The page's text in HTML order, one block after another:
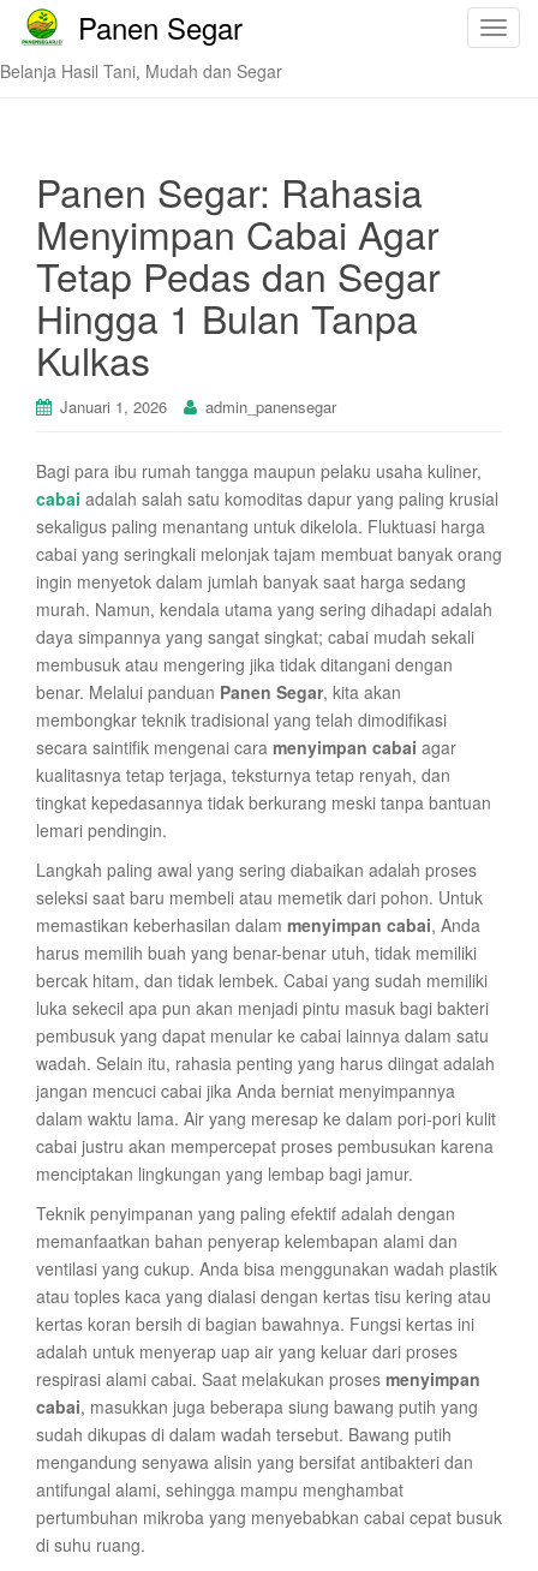
T
Panen Segar
Belanja Hasil Tani, Mudah dan Segar
Panen Segar: Rahasia
Menyimpan Cabai Agar
Tetap Pedas dan Segar
Hingga 1 Bulan Tanpa
Kulkas
Januari 1, 2026 admin_panensegar
Bagi para ibu rumah tangga maupun pelaku usaha kuliner,
cabai adalah salah satu komoditas dapur yang paling krusial
sekaligus paling menantang untuk dikelola. Fluktuasi harga
cabai yang seringkali melonjak tajam membuat banyak orang
ingin menyetok dalam jumlah banyak saat harga sedang
murah. Namun, kendala utama yang sering dihadapi adalah
daya simpannya yang sangat singkat; cabai mudah sekali
membusuk atau mengering jika tidak ditangani dengan
benar. Melalui panduan Panen Segar, kita akan
membongkar teknik tradisional yang telah dimodifikasi
secara saintifik mengenai cara menyimpan cabai agar
kualitasnya tetap terjaga, teksturnya tetap renyah, dan
tingkat kepedasannya tidak berkurang meski tanpa bantuan
lemari pendingin.
Langkah paling awal yang sering diabaikan adalah proses
seleksi saat baru membeli atau memetik dari pohon. Untuk
memastikan keberhasilan dalam menyimpan cabai, Anda
harus memilih buah yang benar-benar utuh, tidak memiliki
bercak hitam, dan tidak lembek. Cabai yang sudah memiliki
luka sekecil apa pun akan menjadi pintu masuk bagi bakteri
pembusuk yang dapat menular ke cabai lainnya dalam satu
wadah. Selain itu, rahasia penting yang harus diingat adalah
jangan mencuci cabai jika Anda berniat menyimpannya
dalam waktu lama. Air yang meresap ke dalam pori-pori kulit
cabai justru akan mempercepat proses pembusukan karena
menciptakan lingkungan yang lembap bagi jamur.
Teknik penyimpanan yang paling efektif adalah dengan
memanfaatkan bahan penyerap kelembapan alami dan
ventilasi yang cukup. Anda bisa menggunakan wadah plastik
atau toples kaca yang dialasi dengan kertas tisu kering atau
kertas koran bersih di bagian bawahnya. Fungsi kertas ini
adalah untuk menyerap uap air yang keluar dari proses
respirasi alami cabai. Saat melakukan proses menyimpan
cabai, masukkan juga beberapa siung bawang putih yang
sudah dikupas di dalam wadah tersebut. Bawang putih
mengandung senyawa alisin yang bersifat antibakteri dan
antifungal alami, sehingga mampu menghambat
pertumbuhan mikroba yang menyebabkan cabai cepat busuk
di suhu ruang.